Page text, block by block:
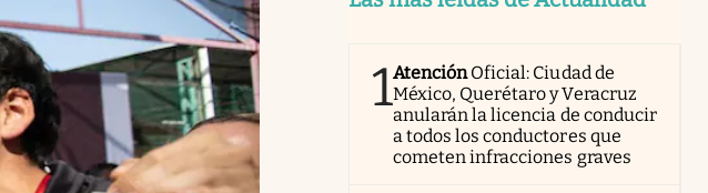
1AtenciónOficial: Ciudad de
México, Querétaro y Veracruz
anularán la licencia de conducir
a todos los conductores que
cometen infracciones graves